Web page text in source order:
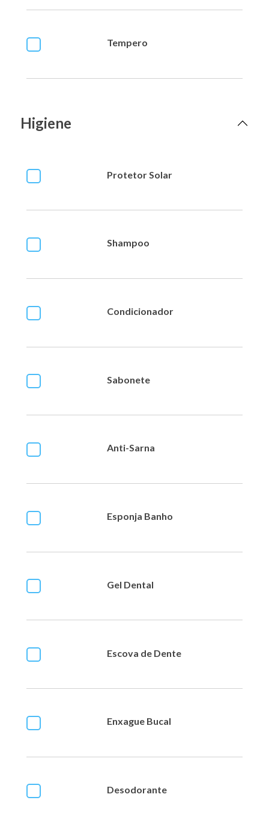
Tempero
Higiene
Protetor Solar
Shampoo
Condicionador
Sabonete
Anti-Sarna
Esponja Banho
Gel Dental
Escova de Dente
Enxague Bucal
Desodorante